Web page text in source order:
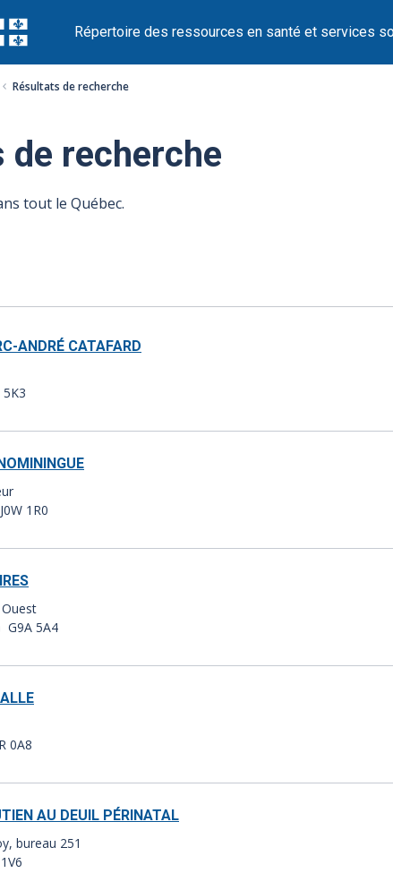
Répertoire des ressources en santé et services
Résultats de recherche
de recherche
tout le Québec.
ANDRÉ CATAFARD
1R0
G9A 5A4
0A8
AU DEUIL PÉRINATAL
bureau 251